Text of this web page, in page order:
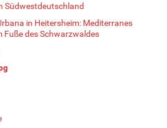
Südwestdeutschland
in Heitersheim: Mediterranes
Fuße des Schwarzwaldes